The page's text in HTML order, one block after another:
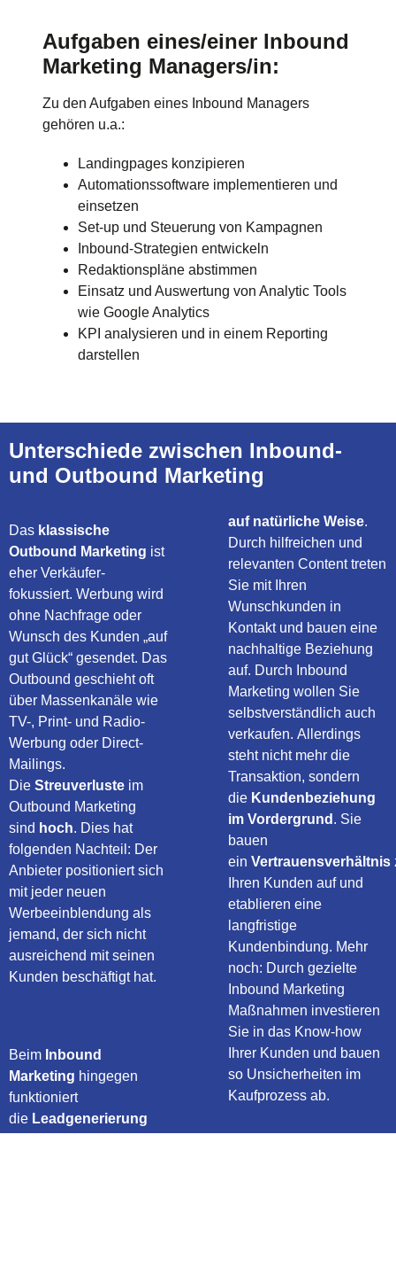
Aufgaben eines/einer Inbound
Marketing Managers/in:
Zu den Aufgaben eines Inbound Managers
gehören u.a.:
Landingpages konzipieren
Automationssoftware implementieren und
einsetzen
Set-up und Steuerung von Kampagnen
Inbound-Strategien entwickeln
Redaktionspläne abstimmen
Einsatz und Auswertung von Analytic Tools
wie Google Analytics
KPI analysieren und in einem Reporting
darstellen
Unterschiede zwischen Inbound-
und Outbound Marketing
Das klassische
Outbound Marketing ist
eher Verkäufer-
fokussiert. Werbung wird
ohne Nachfrage oder
Wunsch des Kunden „auf
gut Glück“ gesendet. Das
Outbound geschieht oft
über Massenkanäle wie
TV-, Print- und Radio-
Werbung oder Direct-
Mailings.
Die Streuverluste im
Outbound Marketing
sind hoch. Dies hat
folgenden Nachteil: Der
Anbieter positioniert sich
mit jeder neuen
Werbeeinblendung als
jemand, der sich nicht
ausreichend mit seinen
Kunden beschäftigt hat.
Beim Inbound
Marketing hingegen
funktioniert
die Leadgenerierung
auf natürliche Weise.
Durch hilfreichen und
relevanten Content treten
Sie mit Ihren
Wunschkunden in
Kontakt und bauen eine
nachhaltige Beziehung
auf. Durch Inbound
Marketing wollen Sie
selbstverständlich auch
verkaufen. Allerdings
steht nicht mehr die
Transaktion, sondern
die Kundenbeziehung
im Vordergrund . Sie
bauen
ein Vertrauensverhältnis
Ihren Kunden auf und
etablieren eine
langfristige
Kundenbindung. Mehr
noch: Durch gezielte
Inbound Marketing
Maßnahmen investieren
Sie in das Know-how
Ihrer Kunden und bauen
so Unsicherheiten im
Kaufprozess ab.